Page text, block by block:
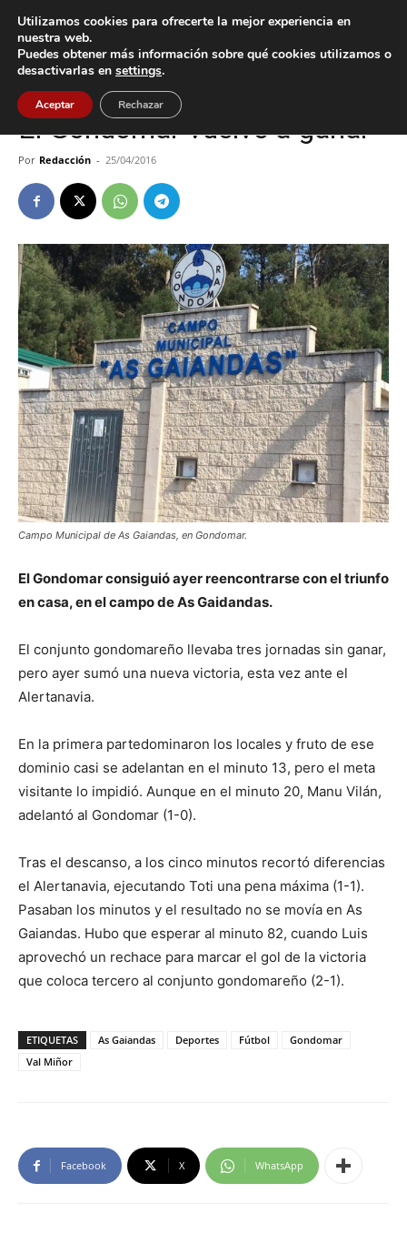
Inicio Deportes
Deportes Gondomar
El Gondomar vuelve a ganar
Por Redacción - 25/04/2016
Campo Municipal de As Gaiandas, en Gondomar.
El Gondomar consiguió ayer reencontrarse con el triunfo
en casa, en el campo de As Gaidandas.
El conjunto gondomareño llevaba tres jornadas sin ganar,
pero ayer sumó una nueva victoria, esta vez ante el
Alertanavia.
En la primera partedominaron los locales y fruto de ese
dominio casi se adelantan en el minuto 13, pero el meta
visitante lo impidió. Aunque en el minuto 20, Manu Vilán,
adelantó al Gondomar (1-0).
Tras el descanso, a los cinco minutos recortó diferencias
el Alertanavia, ejecutando Toti una pena máxima (1-1).
Pasaban los minutos y el resultado no se movía en As
Gaiandas. Hubo que esperar al minuto 82, cuando Luis
aprovechó un rechace para marcar el gol de la victoria
que coloca tercero al conjunto gondomareño (2-1).
ETIQUETAS As Gaiandas Deportes Fútbol
Gondomar
Val Miñor
Facebook X WhatsApp
Utilizamos cookies para ofrecerte la mejor experiencia en
nuestra web.
Puedes obtener más información sobre qué cookies utilizamos o
desactivarlas en settings.
Aceptar Rechazar